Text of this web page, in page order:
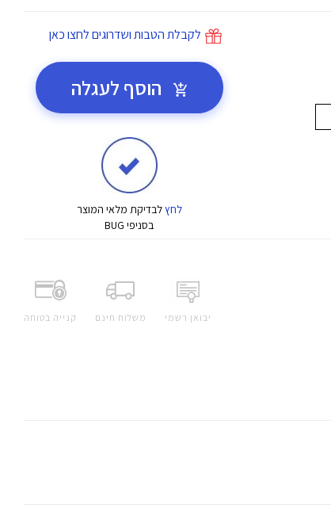
לקבלת הטבות ושדרוגים לחצו כאן
הוסף לעגלה
לחץלבדיקת מלאי המוצר
בסניפי BUG
יבואן רשמי משלוח חינם קנייה בטוחה